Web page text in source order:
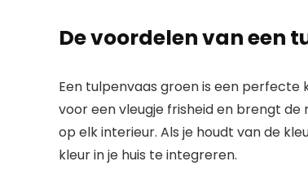
De voordelen van een
Een tulpenvaas groen is een perfecte
voor een vleugje frisheid en brengt de
op elk interieur. Als je houdt van de
kleur in je huis te integreren.